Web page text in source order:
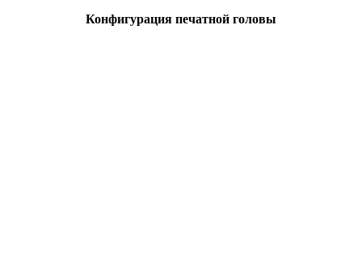
Конфигурация печатной головы